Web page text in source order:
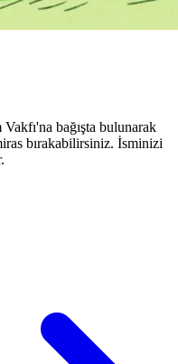
bağışta bulunarak
bırakabilirsiniz. İsminizi